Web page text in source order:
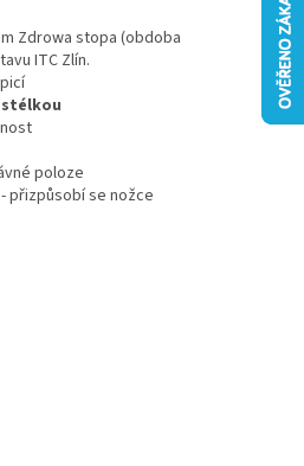
Zdrowa stopa (obdoba
ITC Zlín.
poloze
přizpůsobí se nožce